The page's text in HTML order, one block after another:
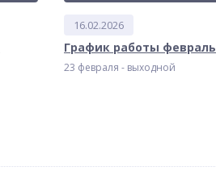
16.02.2026
График работы февраль
23 февраля - выходной